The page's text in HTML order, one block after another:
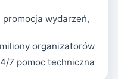
wydarzeń,
organizatorów
7 pomoc techniczna